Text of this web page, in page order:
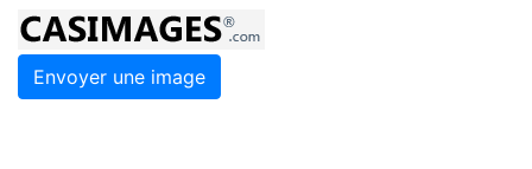
Envoyer une image